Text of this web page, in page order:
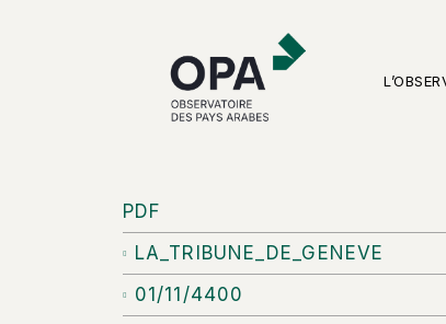
PDF
LA_TRIBUNE_DE_GENEVE
01/11/4400